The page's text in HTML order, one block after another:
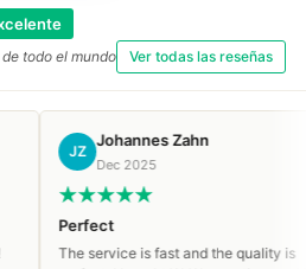
todo el mundo Ver todas las reseñas
Johannes Zahn
Dec 2025
service is fast and the quality is